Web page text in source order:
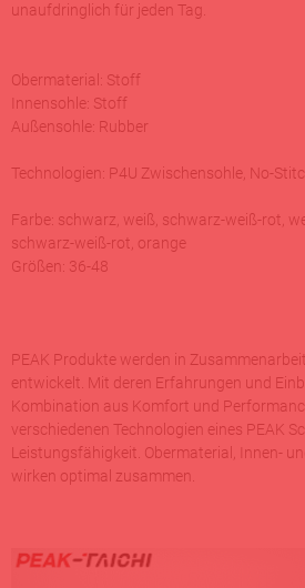
unaufdringlich für jeden Tag.
Obermaterial: Stoff
Innensohle: Stoff
Außensohle: Rubber
Technologien: P4U Zwischensohle, No-
Farbe: schwarz, weiß, schwarz-weiß-rot,
schwarz-weiß-rot, orange
Größen: 36-48
PEAK Produkte werden in
entwickelt. Mit deren Erfahrungen und
Kombination aus Komfort und
verschiedenen Technologien eines PEAK
Leistungsfähigkeit. Obermaterial, Innen-
wirken optimal zusammen.